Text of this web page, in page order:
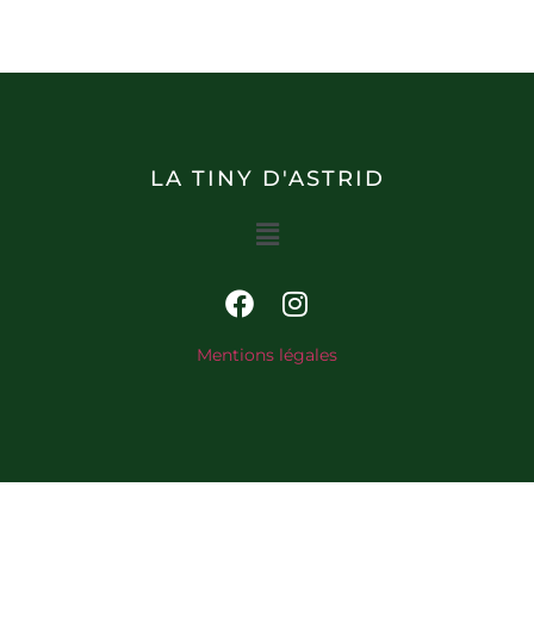
LA TINY D'ASTRID
Mentions légales